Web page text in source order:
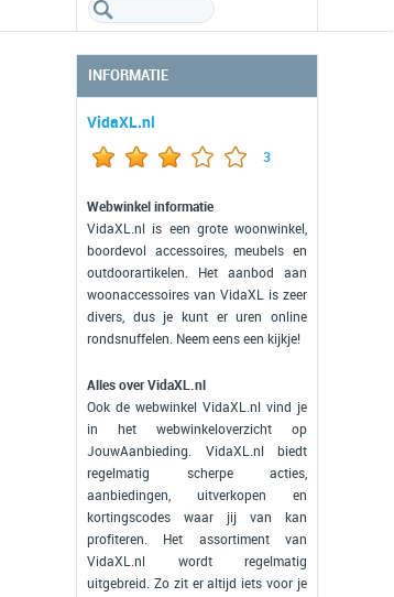
INFORMATIE
VidaXL.nl
3
Webwinkel informatie
VidaXL.nl is een grote woonwinkel,
boordevol accessoires, meubels en
outdoorartikelen. Het aanbod aan
woonaccessoires van VidaXL is zeer
divers, dus je kunt er uren online
rondsnuffelen. Neem eens een kijkje!
Alles over VidaXL.nl
Ook de webwinkel VidaXL.nl vind je
in het webwinkeloverzicht op
JouwAanbieding. VidaXL.nl biedt
regelmatig scherpe acties,
aanbiedingen, uitverkopen en
kortingscodes waar jij van kan
profiteren. Het assortiment van
VidaXL.nl wordt regelmatig
uitgebreid. Zo zit er altijd iets voor je